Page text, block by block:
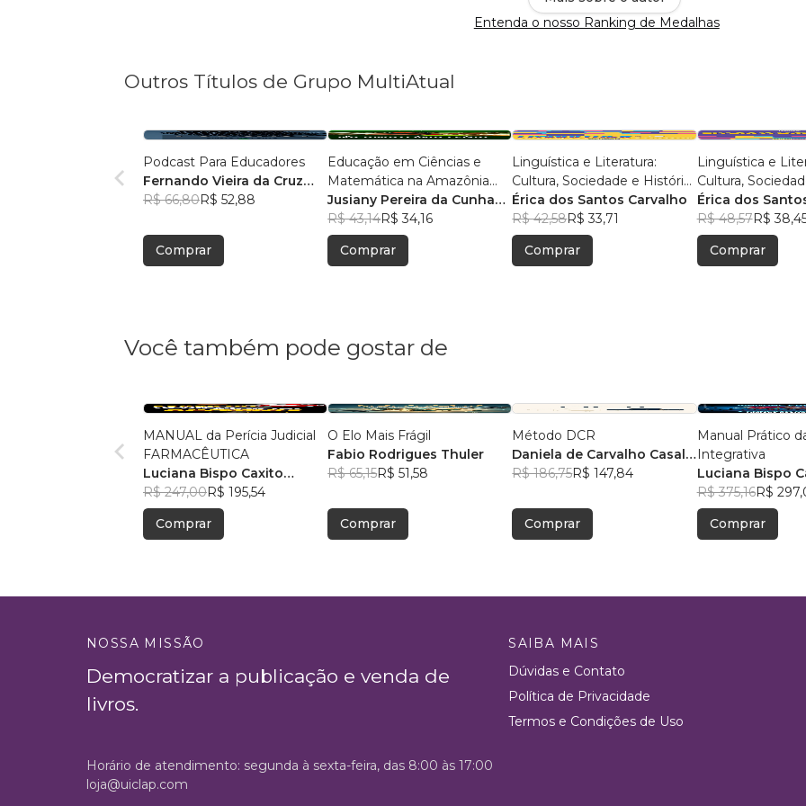
Entenda o nosso Ranking de Medalhas
Outros Títulos de Grupo MultiAtual
Podcast Para Educadores
Fernando Vieira da Cruz
(Fernandinho Cruz)
R$ 66,80R$ 52,88
Comprar
Educação em Ciências e
Matemática na Amazônia
Legal: Pesquisas e Práticas
Pedagógicas
Jusiany Pereira da Cunha
dos Santos
R$ 43,14R$ 34,16
Comprar
Linguística e Literatura:
Cultura, Sociedade e História
- Volume 2
Érica dos Santos Carvalho
R$ 42,58R$ 33,71
Comprar
Linguística e
Cultura,
Érica dos
R$ 48,57R$
Comprar
Você também pode gostar de
MANUAL da Perícia Judicial
FARMACÊUTICA
Luciana Bispo Caxito
Lopes Cançado
R$ 247,00R$ 195,54
Comprar
O Elo Mais Frágil
Fabio Rodrigues Thuler
R$ 65,15R$ 51,58
Comprar
Método DCR
Daniela de Carvalho Casal
de Rey
R$ 186,75R$ 147,84
Comprar
Manual Prático
Integrativa
Luciana Bispo
Lopes Cançado
R$ 375,16R$
Comprar
NOSSA MISSÃO
Democratizar a publicação e venda de
livros.
SAIBA MAIS
Dúvidas e Contato
Política de Privacidade
Termos e Condições de Uso
Horário de atendimento: segunda à sexta-feira, das 8:00 às 17:00
loja@uiclap.com